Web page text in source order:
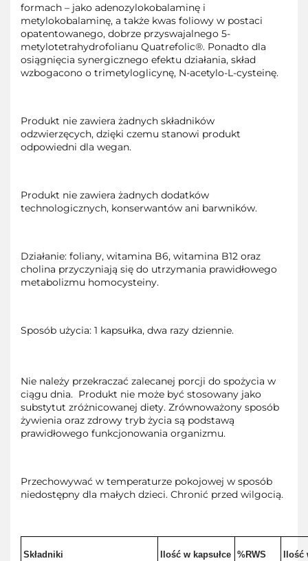
formach – jako adenozylokobalaminę i
metylokobalaminę, a także kwas foliowy w postaci
opatentowanego, dobrze przyswajalnego 5-
metylotetrahydrofolianu Quatrefolic®. Ponadto dla
osiągnięcia synergicznego efektu działania, skład
wzbogacono o trimetyloglicynę, N-acetylo-L-cysteinę.
Produkt nie zawiera żadnych składników
odzwierzęcych, dzięki czemu stanowi produkt
odpowiedni dla wegan.
Produkt nie zawiera żadnych dodatków
technologicznych, konserwantów ani barwników.
Działanie: foliany, witamina B6, witamina B12 oraz
cholina przyczyniają się do utrzymania prawidłowego
metabolizmu homocysteiny.
Sposób użycia: 1 kapsułka, dwa razy dziennie.
Nie należy przekraczać zalecanej porcji do spożycia w
ciągu dnia. Produkt nie może być stosowany jako
substytut zróżnicowanej diety. Zrównoważony sposób
żywienia oraz zdrowy tryb życia są podstawą
prawidłowego funkcjonowania organizmu.
Przechowywać w temperaturze pokojowej w sposób
niedostępny dla małych dzieci. Chronić przed wilgocią.
Składniki Ilość w kapsułce %RWS